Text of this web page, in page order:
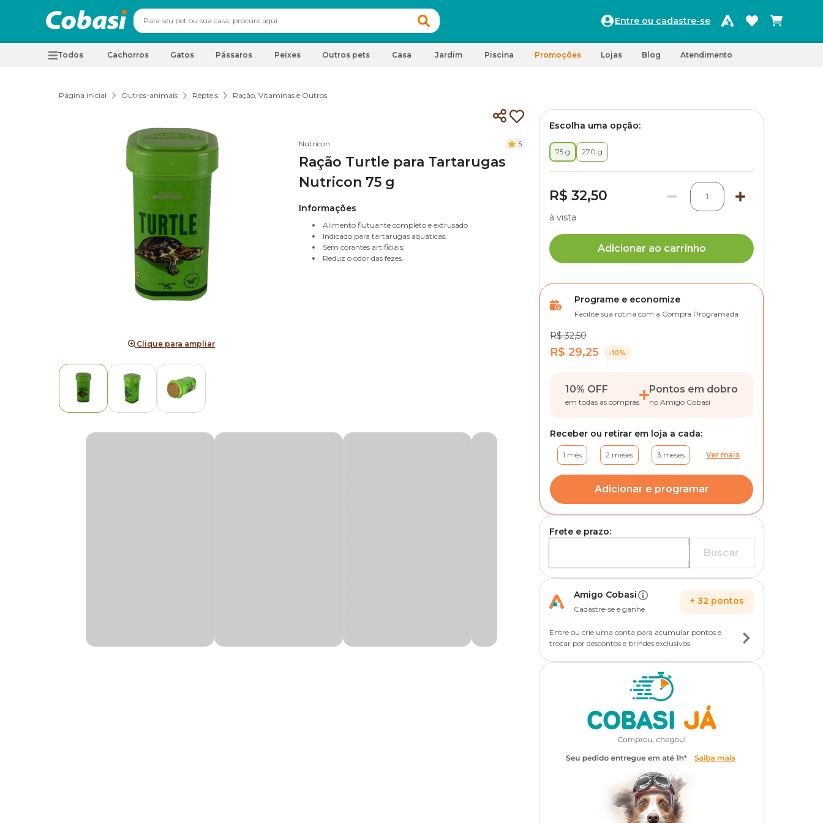
Entre ou cadastre-se
Todos Cachorros Gatos Pássaros Peixes Outros pets Casa Jardim Piscina Promoções Lojas Blog Atendimento
Página inicial Outros-animais Répteis Ração, Vitaminas e Outros
Clique para ampliar
Nutricon 5
Ração Turtle para Tartarugas
Nutricon 75 g
Informações
Alimento flutuante completo e extrusado
Indicado para tartarugas aquáticas;
Sem corantes artificiais;
Reduz o odor das fezes.
Escolha uma opção:
75 g 270 g
R$ 32,50 1
à vista
Adicionar ao carrinho
Programe e economize
Facilite sua rotina com a Compra Programada
R$ 32,50
R$ 29,25 -10%
10% OFF
em todas as compras
Pontos em dobro
no Amigo Cobasi
Receber ou retirar em loja a cada:
1 mês 2 meses 3 meses Ver mais
Adicionar e programar
Frete e prazo:
Buscar
Amigo Cobasi
Cadastre-se e ganhe
+ 32 pontos
Entre ou crie uma conta para acumular pontos e
trocar por descontos e brindes exclusivos.